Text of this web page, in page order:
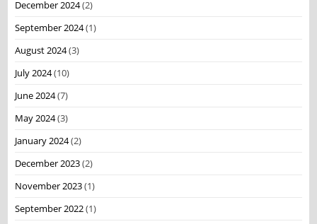
December 2024(2)
September 2024(1)
August 2024(3)
July 2024(10)
June 2024(7)
May 2024(3)
January 2024(2)
December 2023(2)
November 2023(1)
September 2022(1)